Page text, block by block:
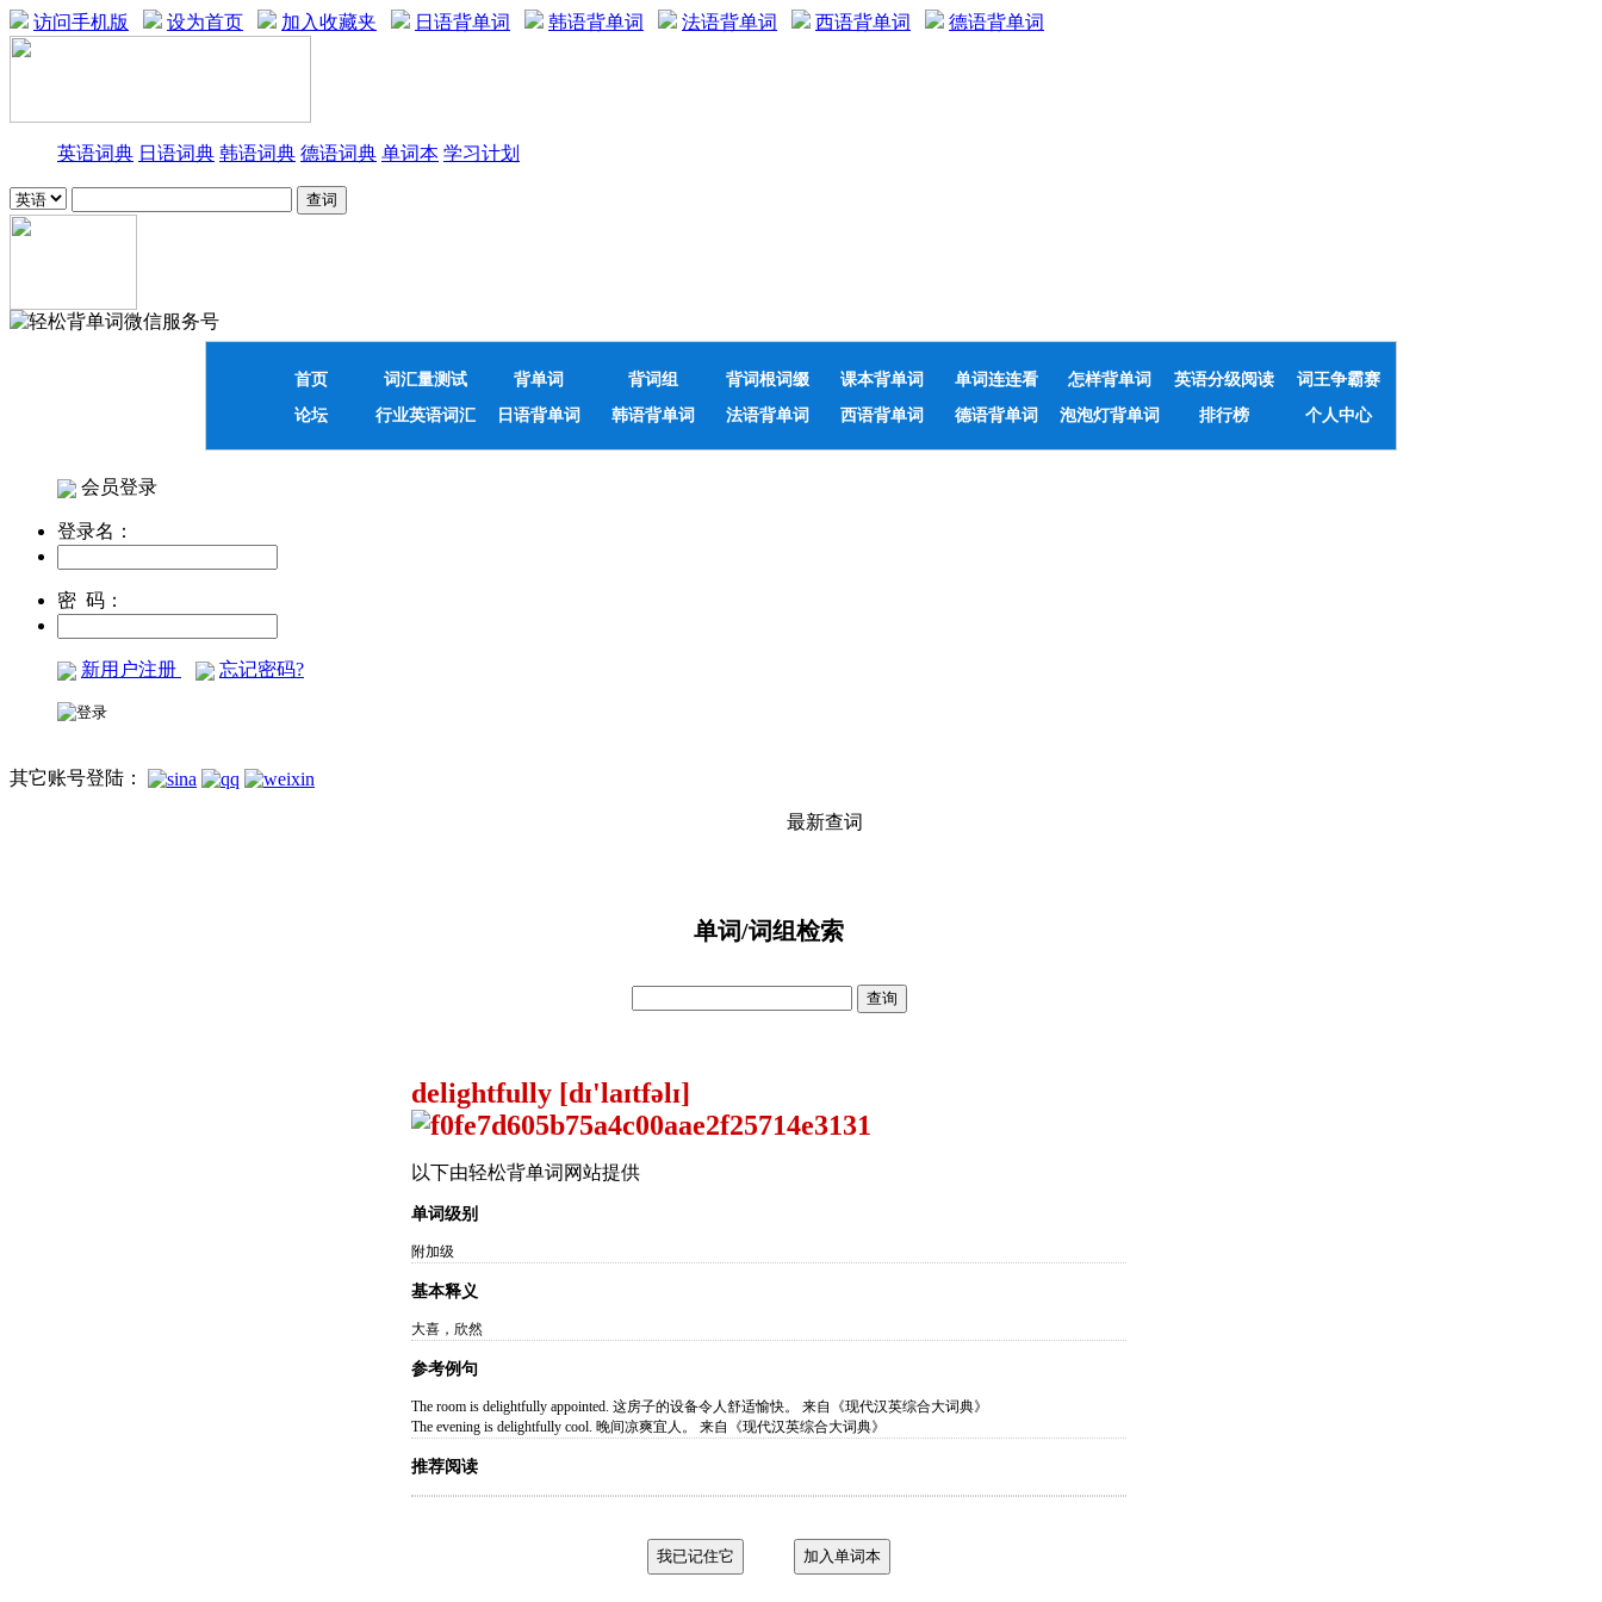
访问手机版 设为首页 加入收藏夹 日语背单词 韩语背单词 法语背单词 西语背单词 德语背单词
英语词典 日语词典 韩语词典 德语词典 单词本 学习计划
首页 词汇量测试 背单词 背词组 背词根词缀 课本背单词 单词连连看 怎样背单词 英语分级阅读
词王争霸赛
论坛
行业英语词汇 日语背单词 韩语背单词 法语背单词 西语背单词 德语背单词 泡泡灯背单词 排行榜 个人中心
会员登录
登录名：
密 码：
新用户注册 忘记密码?
其它账号登陆：
最新查词
单词/词组检索
delightfully [dɪ'laɪtfəlɪ]
以下由轻松背单词网站提供
单词级别
附加级
基本释义
大喜，欣然
参考例句
The room is delightfully appointed. 这房子的设备令人舒适愉快。 来自《现代汉英综合大词典》
The evening is delightfully cool. 晚间凉爽宜人。 来自《现代汉英综合大词典》
推荐阅读